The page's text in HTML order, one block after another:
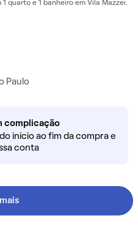
quarto e 1 banheiro em Vila Mazzei.
Paulo
complicação
início ao fim da compra e
conta